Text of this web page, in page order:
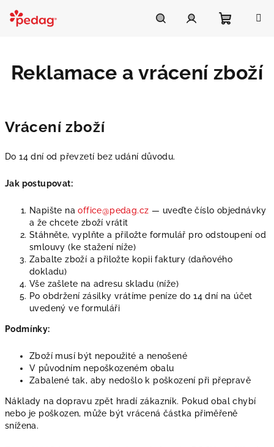
obsah
košík
Reklamace a vrácení zboží
Vrácení zboží
Do 14 dní od převzetí bez udání důvodu.
Jak postupovat:
Napište naoffice@pedag.cz — uveďte číslo objednávky
a že chcete zboží vrátit
Stáhněte, vyplňte a přiložte formulář pro odstoupení od
smlouvy (ke stažení níže)
Zabalte zboží a přiložte kopii faktury (daňového
dokladu)
Vše zašlete na adresu skladu (níže)
Po obdržení zásilky vrátíme peníze do 14 dní na účet
uvedený ve formuláři
Podmínky:
Zboží musí být nepoužité a nenošené
V původním nepoškozeném obalu
Zabalené tak, aby nedošlo k poškození při přepravě
Náklady na dopravu zpět hradí zákazník. Pokud obal chybí
nebo je poškozen, může být vrácená částka přiměřeně
snížena.
Asistent Pedag